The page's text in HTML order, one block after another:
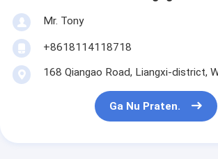
Mr. Tony
+8618114118718
168 Qiangao Road, Liangxi-district,
Ga Nu Praten.